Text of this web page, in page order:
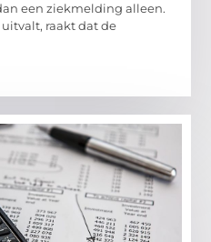
een ziekmelding alleen.
raakt dat de